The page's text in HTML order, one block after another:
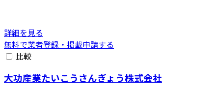
詳細を見る
無料で業者登録・掲載申請する
比較
大功産業たいこうさんぎょう株式会社